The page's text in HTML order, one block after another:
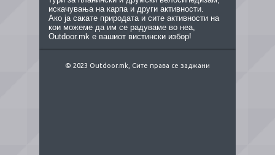
искачувања на карпа и други активности.
Ако ја сакате природата и сите активности на
кои можеме да им се радуваме во неа,
Outdoor.mk е вашиот вистински избор!
© 2023 Outdoor.mk, Сите права се заджани